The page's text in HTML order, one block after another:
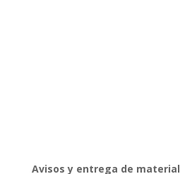
Avisos y entrega de material